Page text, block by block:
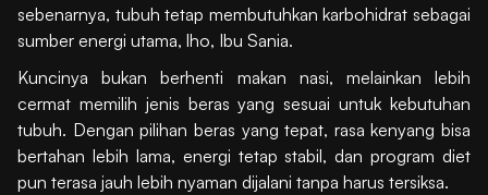
sebenarnya, tubuh tetap membutuhkan karbohidrat sebagai
sumber energi utama, lho, Ibu Sania.
Kuncinya bukan berhenti makan nasi, melainkan lebih
cermat memilih jenis beras yang sesuai untuk kebutuhan
tubuh. Dengan pilihan beras yang tepat, rasa kenyang bisa
bertahan lebih lama, energi tetap stabil, dan program diet
pun terasa jauh lebih nyaman dijalani tanpa harus tersiksa.